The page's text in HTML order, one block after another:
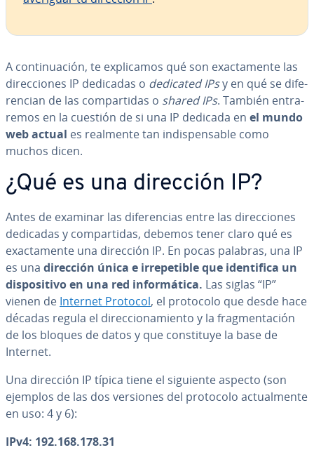
A co­n­ti­nua­ción, te ex­pli­ca­mos qué son exac­ta­me­n­te las
di­re­c­cio­nes IP dedicadas o dedicated IPsy en qué se di­fe­
re­n­cian de las co­m­pa­r­ti­das o shared IPs. También en­tra­
re­mos en la cuestión de si una IP dedicada en el mundo
web actual es realmente tan in­di­s­pe­n­sa­ble como
muchos dicen.
¿Qué es una dirección IP?
Antes de examinar las di­fe­re­n­cias entre las di­re­c­cio­nes
dedicadas y co­m­pa­r­ti­das, debemos tener claro qué es
exac­ta­me­n­te una dirección IP. En pocas palabras, una IP
es una dirección única e irre­pe­ti­ble que ide­n­ti­fi­ca un
di­s­po­si­ti­vo en una red in­fo­r­má­ti­ca. Las siglas “IP”
vienen de Internet Protocol, el protocolo que desde hace
décadas regula el di­re­c­cio­na­mie­n­to y la fra­g­me­n­ta­ción
de los bloques de datos y que co­n­s­ti­tu­ye la base de
Internet.
Una dirección IP típica tiene el siguiente aspecto (son
ejemplos de las dos versiones del protocolo ac­tua­l­me­n­te
en uso: 4 y 6):
IPv4: 192.168.178.31